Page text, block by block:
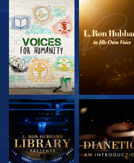
DÉCOUVRIR LES
SÉRIES
DÉCOUVRIR LES
SÉRIES
DÉCOUVRIR LES
SÉRIES
DÉCOUVRIR LES
SÉRIES